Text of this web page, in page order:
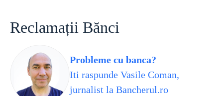
conținutReclamații Bănci
Probleme cu banca?
Iti raspunde Vasile Coman,
jurnalist la Bancherul.ro